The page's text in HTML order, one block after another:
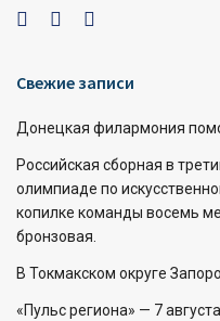
Свежие записи
Донецкая филармония
Российская сборная в
олимпиаде по
копилке команды восемь
бронзовая.
В Токмакском округе
«Пульс региона» — 7